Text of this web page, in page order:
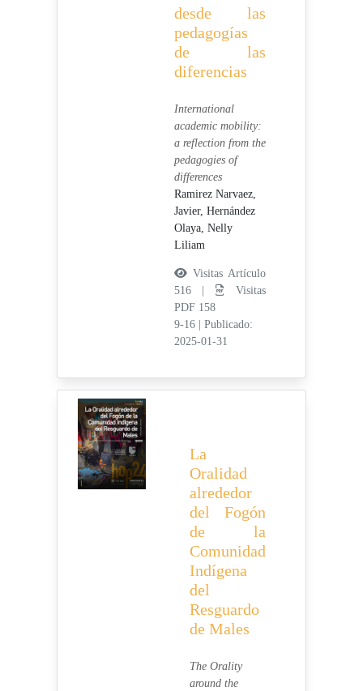
desde las
pedagogías
de las
diferencias
International
academic mobility:
a reflection from the
pedagogies of
differences
Ramirez Narvaez,
Javier, Hernández
Olaya, Nelly
Liliam
Visitas Artículo
516 |
Visitas
PDF 158
9-16
Publicado:
2025-01-31
La
Oralidad
alrededor
del Fogón
de la
Comunidad
Indígena
del
Resguardo
de Males
The Orality
around the